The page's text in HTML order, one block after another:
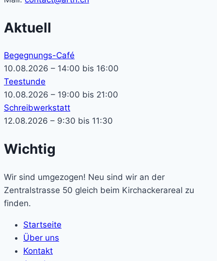
Aktuell
Begegnungs-Café
10.08.2026 – 14:00 bis 16:00
Teestunde
10.08.2026 – 19:00 bis 21:00
Schreibwerkstatt
12.08.2026 – 9:30 bis 11:30
Wichtig
Wir sind umgezogen! Neu sind wir an der
Zentralstrasse 50 gleich beim Kirchackerareal zu
finden.
Startseite
Über uns
Kontakt